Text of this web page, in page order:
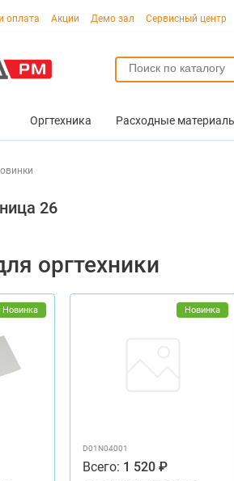
оплата Акции Демо зал Сервисный центр
Оргтехника Расходные
26
оргтехники
Новинка Новинка
D01N04001
Всего: 1 520 ₽